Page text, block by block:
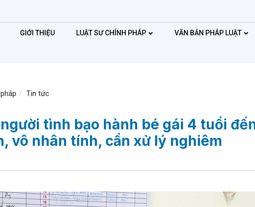
GIỚI THIỆU LUẬT SƯ CHÍNH PHÁP VĂN BẢN PHÁP LUẬT
Tin tức
tình bạo hành bé gái 4 tuổi
vô nhân tính, cần xử lý nghiêm